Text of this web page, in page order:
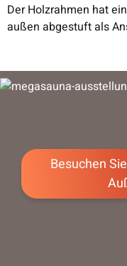
Der Holzrahmen hat
außen abgestuft als
Besuchen